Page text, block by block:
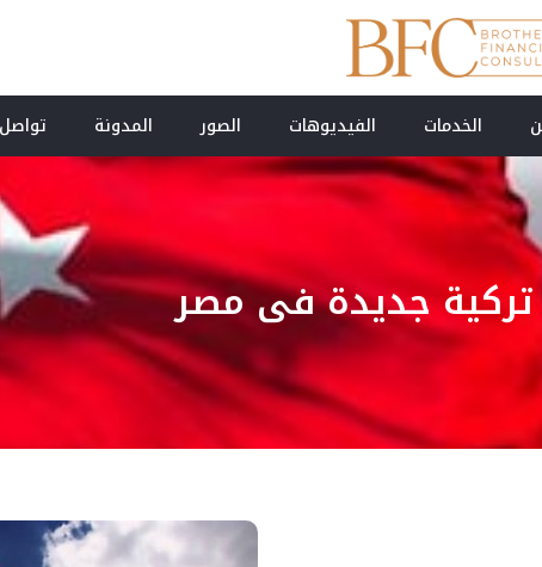
الخدمات الفيديوهات الصور المدونة
تركية جديدة فى مصر